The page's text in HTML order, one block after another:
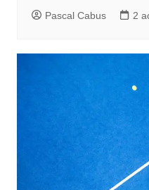
Pascal Cabus 2